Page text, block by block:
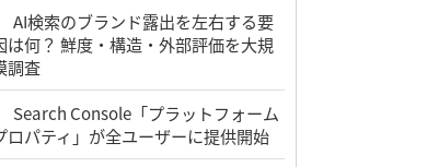
AI検索のブランド露出を左右する要
は何？ 鮮度・構造・外部評価を大規
調査
Search Console「プラットフォーム
ロパティ」が全ユーザーに提供開始